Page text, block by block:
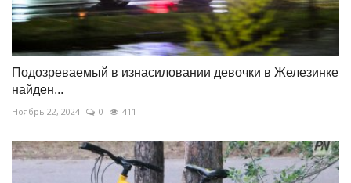
Подозреваемый в изнасиловании девочки в Железинке
найден...
Ноябрь 22, 2024 0 411